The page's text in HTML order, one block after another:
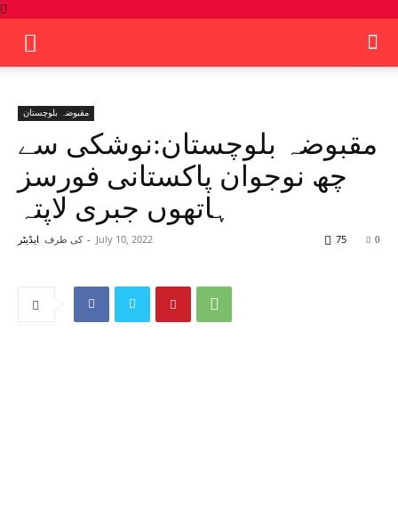
مقبوضہ بلوچستان
مقبوضہ بلوچستان:نوشکی سے
چھ نوجوان پاکستانی فورسز
ہاتھوں جبری لاپتہ
کی طرف ایڈیٹر - July 10, 2022 0
75